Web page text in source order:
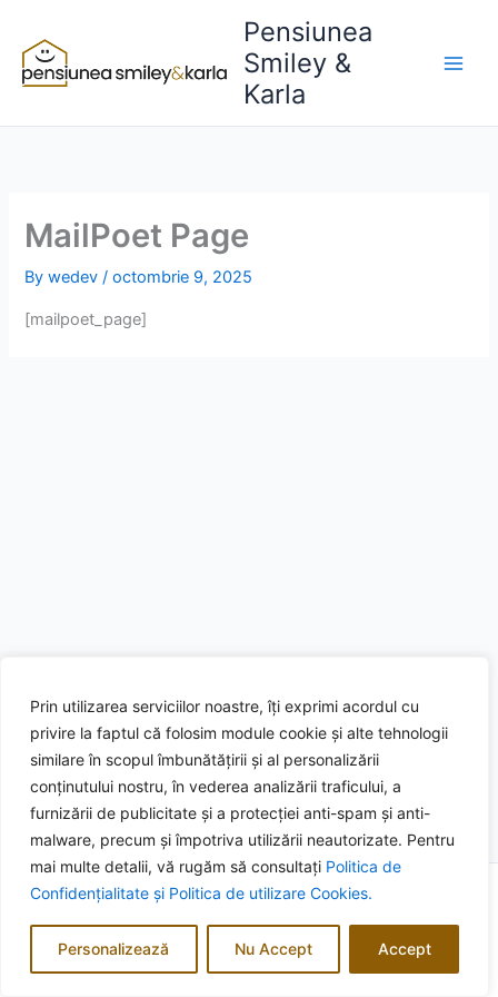
Prin utilizarea serviciilor noastre, îți exprimi acordul cu
privire la faptul că folosim module cookie și alte tehnologii
similare în scopul îmbunătățirii și al personalizării
conținutului nostru, în vederea analizării traficului, a
furnizării de publicitate și a protecției anti-spam și anti-
malware, precum și împotriva utilizării neautorizate. Pentru
mai multe detalii, vă rugăm să consultați Politica de
Confidențialitate și Politica de utilizare Cookies.
Personalizează Nu Accept Accept
content
Pensiunea
Smiley &
Karla
MailPoet Page
Bywedev/octombrie 9, 2025
[mailpoet_page]
Copyright © 2026 Pensiunea Smiley & Karla | Powered by
WordPress Theme